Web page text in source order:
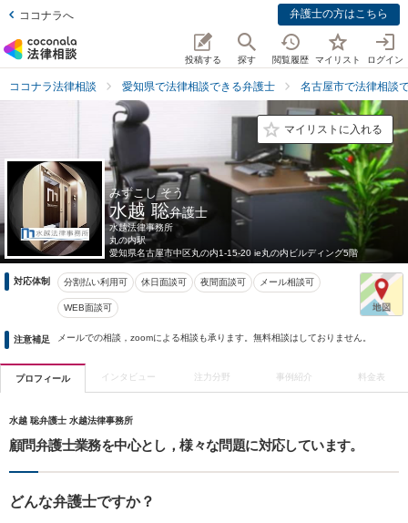
ココナラへ 弁護士の方はこちら
投稿する 探す 閲覧履歴 マイリスト ログイン
ココナラ法律相談 愛知県で法律相談できる弁護士 名古屋市で法律相談
マイリストに入れる
みずこし そう
水越 聡弁護士
水越法律事務所
丸の内駅
愛知県名古屋市中区丸の内1-15-20 ie丸の内ビルディング5階
対応体制 分割払い利用可 休日面談可 夜間面談可 メール相談可
WEB面談可
注意補足 メールでの相談，zoomによる相談も承ります。無料相談はしておりません。
プロフィール インタビュー 注力分野 事例紹介 料金表
水越 聡弁護士 水越法律事務所
顧問弁護士業務を中心とし，様々な問題に対応しています。
どんな弁護士ですか？